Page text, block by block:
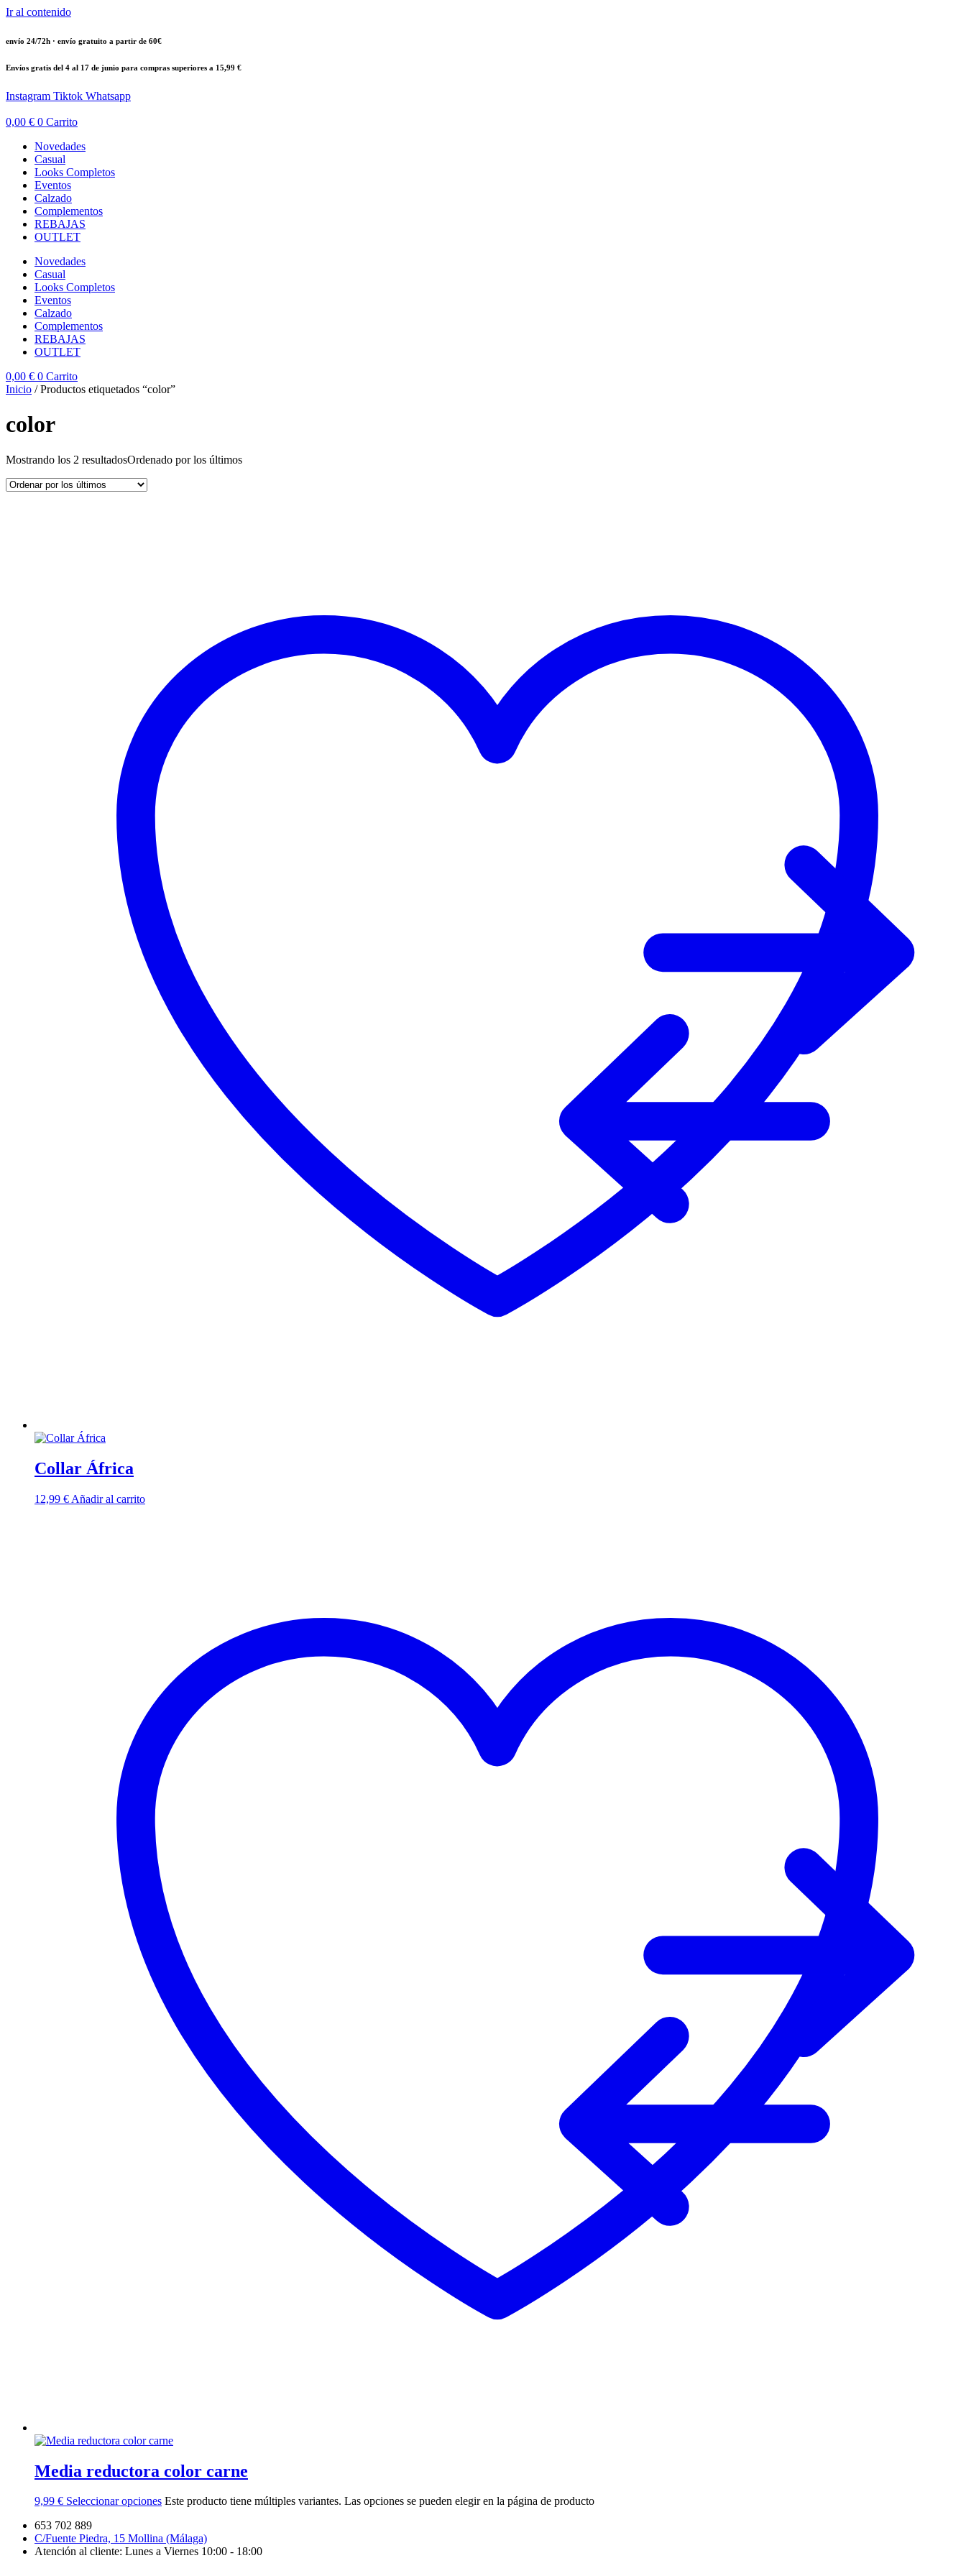
Ir al contenido
envío 24/72h · envío gratuito a partir de 60€
Envíos gratis del 4 al 17 de junio para compras superiores a 15,99 €
Instagram Tiktok Whatsapp
0,00 € 0 Carrito
Novedades
Casual
Looks Completos
Eventos
Calzado
Complementos
REBAJAS
OUTLET
Novedades
Casual
Looks Completos
Eventos
Calzado
Complementos
REBAJAS
OUTLET
0,00 € 0 Carrito
Inicio / Productos etiquetados “color”
color
Mostrando los 2 resultadosOrdenado por los últimos
Collar África
12,99 € Añadir al carrito
Media reductora color carne
9,99 € Seleccionar opciones Este producto tiene múltiples variantes. Las opciones se pueden elegir en la página de producto
653 702 889
C/Fuente Piedra, 15 Mollina (Málaga)
Atención al cliente: Lunes a Viernes 10:00 - 18:00